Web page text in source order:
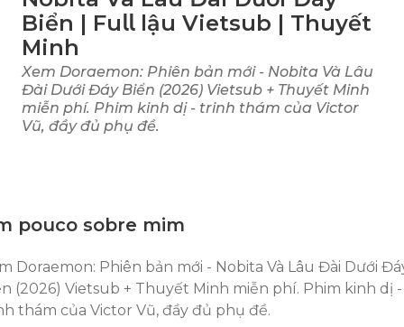
Biển | Fu𝗅𝗅 lậu Vietsub | Thuyết
Minh
Xem Doraemon: Phiên bản mới - Nobita Và Lâu
Đài Dưới Đáy Biển (2026) Vietsub + Thuyết Minh
miễn phí. Phim kinh dị - trinh thám của Victor
Vũ, đầy đủ phụ đề.
pouco sobre mim
Doraemon: Phiên bản mới - Nobita Và Lâu Đài Dưới
(2026) Vietsub + Thuyết Minh miễn phí. Phim kinh dị -
thám của Victor Vũ, đầy đủ phụ đề.